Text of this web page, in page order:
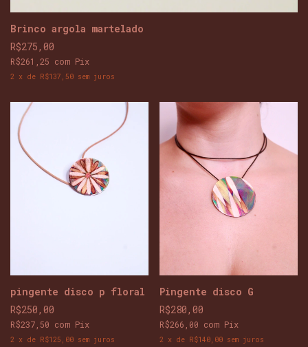
Brinco argola martelado
R$275,00
R$261,25 com Pix
2 x de R$137,50 sem juros
pingente disco p floral
R$250,00
R$237,50 com Pix
2 x de R$125,00 sem juros
Pingente disco G
R$280,00
R$266,00 com Pix
2 x de R$140,00 sem juros